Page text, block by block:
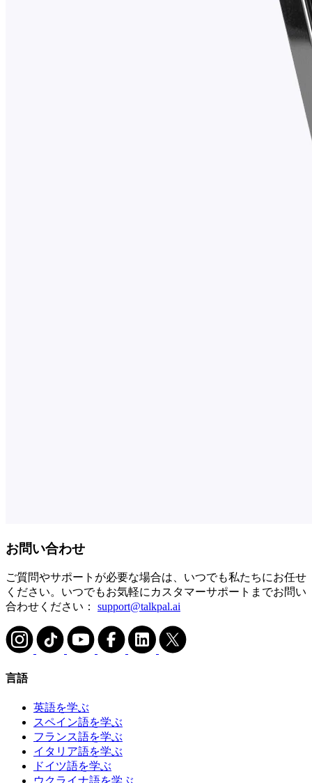
お問い合わせ
ご質問やサポートが必要な場合は、いつでも私たちにお任せ
ください。いつでもお気軽にカスタマーサポートまでお問い
合わせください： support@talkpal.ai
言語
英語を学ぶ
スペイン語を学ぶ
フランス語を学ぶ
イタリア語を学ぶ
ドイツ語を学ぶ
ウクライナ語を学ぶ